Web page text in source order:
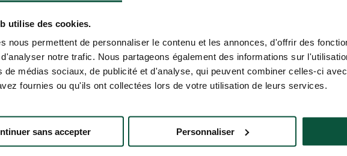
utilise des cookies.
nous permettent de personnaliser le contenu et les annonces, d'offrir des
notre trafic. Nous partageons également des informations sur
de médias sociaux, de publicité et d'analyse, qui peuvent combiner celles-ci
fournies ou qu'ils ont collectées lors de votre utilisation de leurs services.
sans accepter Personnaliser